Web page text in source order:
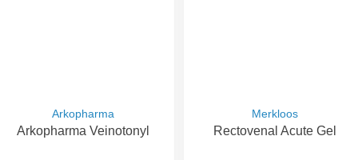
Arkopharma
Arkopharma Veinotonyl
Merkloos
Rectovenal Acute Gel